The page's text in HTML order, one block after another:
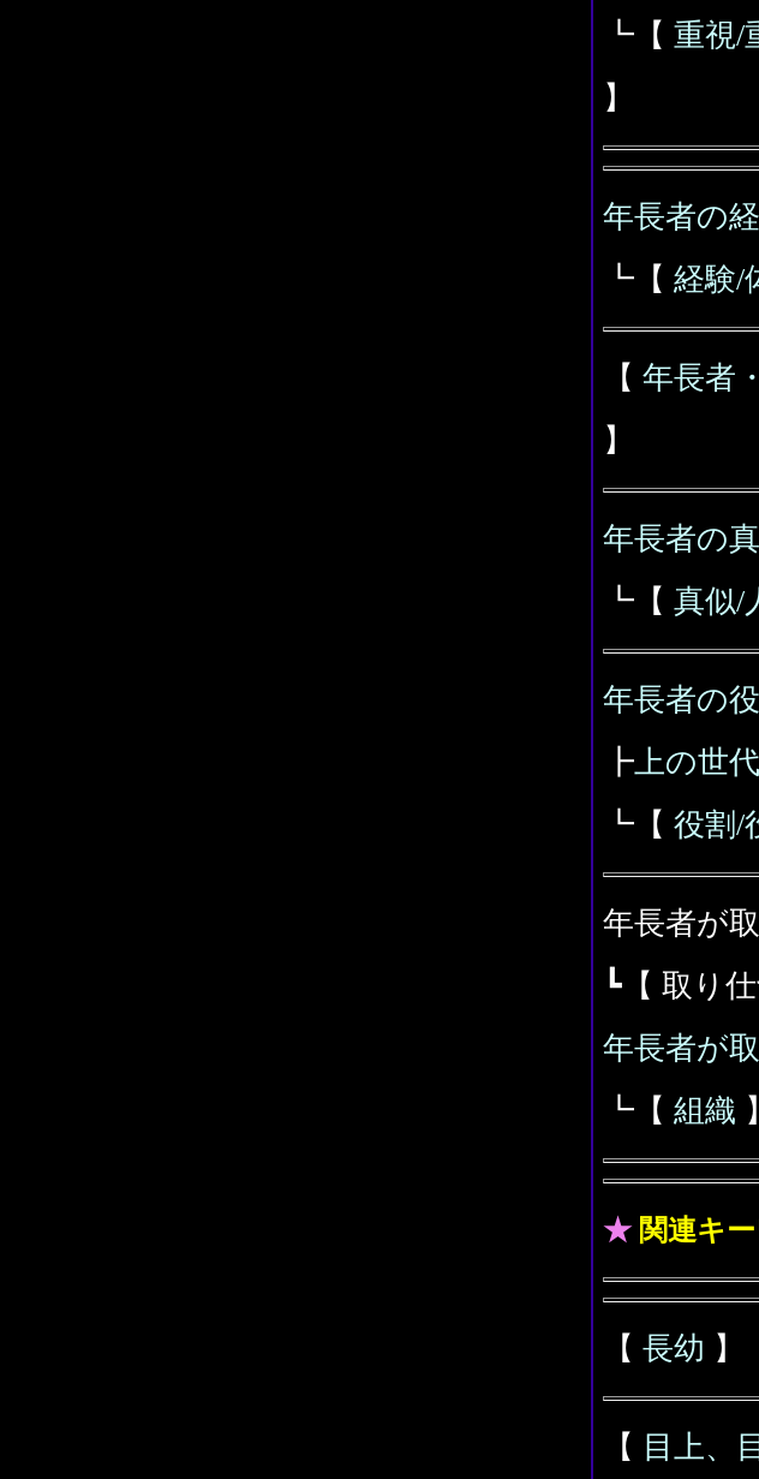
┗【 重視/
】
年長者の
┗【 経験/
【 年長者
】
年長者の
┗【 真似/
年長者の
┣上の世
┗【 役割/
年長者が
┗【 取り
年長者が
┗【 組織 】
★ 関連キ
【 長幼 】
【 目上、